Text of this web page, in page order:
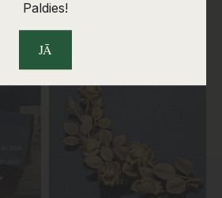
Paldies!
JĀ